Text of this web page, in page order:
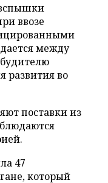
ввозе
между
развития во
поставки из
47
который